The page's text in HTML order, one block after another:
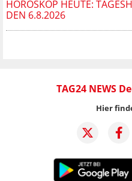
HOROSKOP HEUTE:
DEN 6.8.2026
TAG24 NEWS
Hier